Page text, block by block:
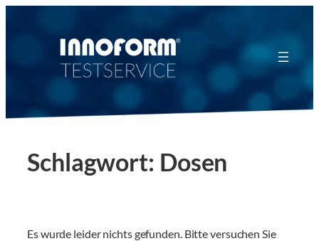
Schlagwort: Dosen
Es wurde leider nichts gefunden. Bitte versuchen Sie